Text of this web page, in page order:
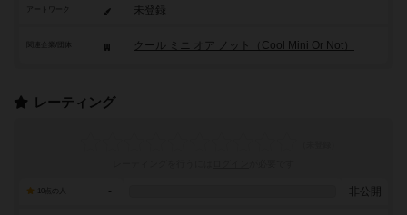
アートワーク 未登録
クール ミニ オア ノット（Cool Mini Or Not）
レーティング
- 非公開